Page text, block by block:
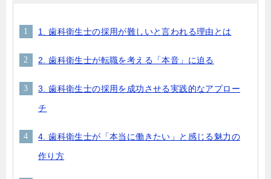
1. 歯科衛生士の採用が難しいと言われる理由とは
2. 歯科衛生士が転職を考える「本音」に迫る
3. 歯科衛生士の採用を成功させる実践的なアプロー
チ
4. 歯科衛生士が「本当に働きたい」と感じる魅力の
作り方